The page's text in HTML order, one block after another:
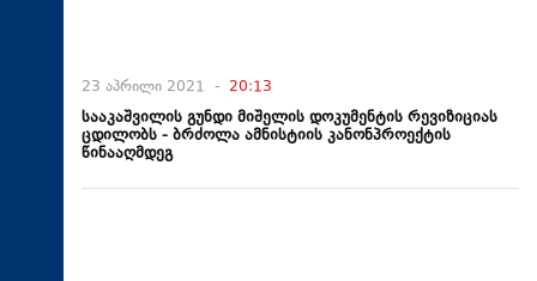
23 აპრილი 2021 - 20:13
სააკაშვილის გუნდი მიშელის დოკუმენტის რევიზიციას
ცდილობს - ბრძოლა ამნისტიის კანონპროექტის
წინააღმდეგ